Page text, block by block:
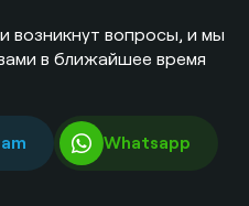
возникнут вопросы, и мы
в ближайшее время
Whatsapp